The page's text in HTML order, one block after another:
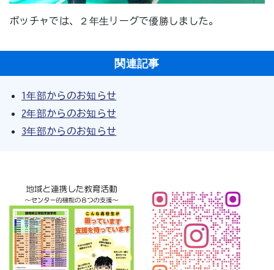
ボッチャでは、２年生リーグで優勝しました。
関連記事
1年部からのお知らせ
2年部からのお知らせ
3年部からのお知らせ